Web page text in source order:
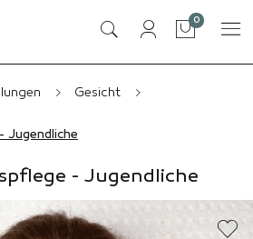
Tasche
0Artikel
Gesicht
- Jugendliche